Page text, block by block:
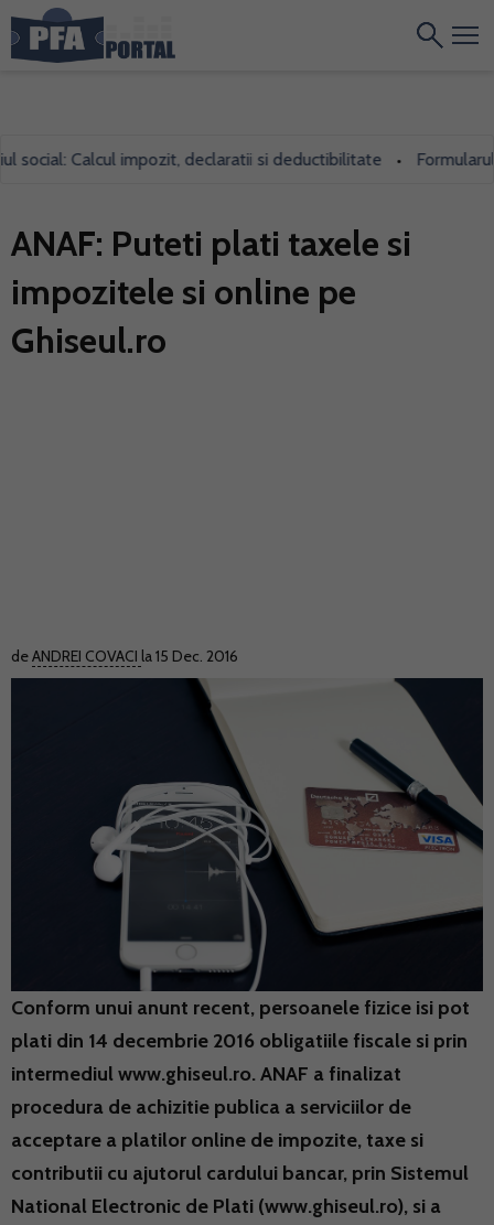
Calcul impozit, declaratii si deductibilitate • Formularul
ANAF: Puteti plati taxele si
impozitele si online pe
Ghiseul.ro
deANDREI COVACI la 15 Dec. 2016
Conform unui anunt recent, persoanele fizice isi pot
plati din 14 decembrie 2016 obligatiile fiscale si prin
intermediul www.ghiseul.ro. ANAF a finalizat
procedura de achizitie publica a serviciilor de
acceptare a platilor online de impozite, taxe si
contributii cu ajutorul cardului bancar, prin Sistemul
National Electronic de Plati (www.ghiseul.ro), si a